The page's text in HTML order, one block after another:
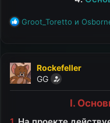
Р
ц
и
и
Groot_Toretto и
Rockefeller
GG
I.